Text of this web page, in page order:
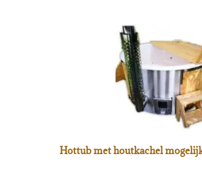
Hottub met houtkachel